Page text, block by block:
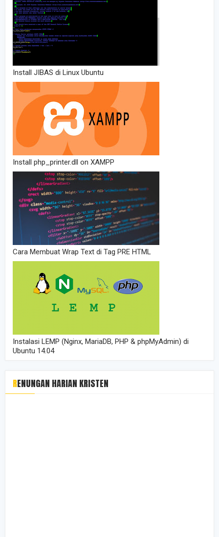
Install JIBAS di Linux Ubuntu
Install php_printer.dll on XAMPP
Cara Membuat Wrap Text di Tag PRE HTML
Instalasi LEMP (Nginx, MariaDB, PHP & phpMyAdmin) di
Ubuntu 14.04
RENUNGAN HARIAN KRISTEN